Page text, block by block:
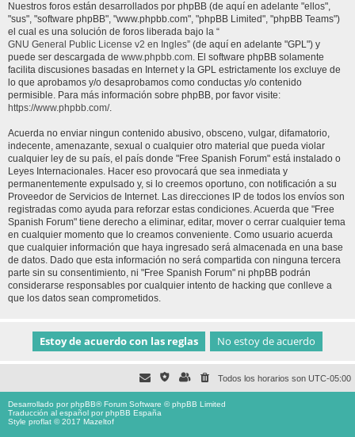
Nuestros foros están desarrollados por phpBB (de aquí en adelante "ellos",
"sus", "software phpBB", "www.phpbb.com", "phpBB Limited", "phpBB Teams")
el cual es una solución de foros liberada bajo la “
GNU General Public License v2 en Ingles” (de aquí en adelante "GPL") y
puede ser descargada de www.phpbb.com. El software phpBB solamente
facilita discusiones basadas en Internet y la GPL estrictamente los excluye de
lo que aprobamos y/o desaprobamos como conductas y/o contenido
permisible. Para más información sobre phpBB, por favor visite:
https://www.phpbb.com/.
Acuerda no enviar ningun contenido abusivo, obsceno, vulgar, difamatorio,
indecente, amenazante, sexual o cualquier otro material que pueda violar
cualquier ley de su país, el país donde "Free Spanish Forum" está instalado o
Leyes Internacionales. Hacer eso provocará que sea inmediata y
permanentemente expulsado y, si lo creemos oportuno, con notificación a su
Proveedor de Servicios de Internet. Las direcciones IP de todos los envíos son
registradas como ayuda para reforzar estas condiciones. Acuerda que "Free
Spanish Forum" tiene derecho a eliminar, editar, mover o cerrar cualquier tema
en cualquier momento que lo creamos conveniente. Como usuario acuerda
que cualquier información que haya ingresado será almacenada en una base
de datos. Dado que esta información no será compartida con ninguna tercera
parte sin su consentimiento, ni "Free Spanish Forum" ni phpBB podrán
considerarse responsables por cualquier intento de hacking que conlleve a
que los datos sean comprometidos.
Todos los horarios son UTC-05:00
Desarrollado porphpBB® Forum Software © phpBB Limited
Traducción al español porphpBB España
Style proflat © 2017 Mazeltof